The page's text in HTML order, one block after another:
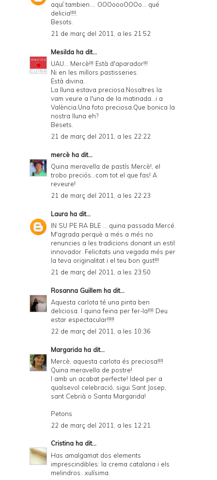
aquí tambien.... OOOoooOOOo... qué
delicia!!!!.
Besots.
21 de març del 2011, a les 21:52
Mesilda ha dit...
UAU... Mercè!!! Està d'aparador!!!
Ni en les millors pastisseries.
Està divina.
La lluna estava preciosa.Nosaltres la
vam veure a l'una de la matinada...i a
València.Una foto preciosa.Que bonica la
nostra lluna eh?
Besets.
21 de març del 2011, a les 22:22
mercè ha dit...
Quina meravella de pastís Mercè!, el
trobo preciós...com tot el que fas! A
reveure!
21 de març del 2011, a les 22:23
Laura ha dit...
IN SU PE RA BLE ... quina passada Mercé.
M'agrada perquè a més a més no
renuncies a les tradicions donant un estil
innovador. Felicitats una vegada més per
la teva originalitat i el teu bon gust!!!
21 de març del 2011, a les 23:50
Rosanna Guillem ha dit...
Aquesta carlota té una pinta ben
deliciosa. I quina feina per fer-la!!!! Deu
estar espectacular!!!!!
22 de març del 2011, a les 10:36
Margarida ha dit...
Mercè, aquesta carlota és preciosa!!!!
Quina meravella de postre!
I amb un acabat perfecte! Ideal per a
qualsevol celebració, sigui Sant Josep,
sant Cebrià o Santa Margarida!
Petons
22 de març del 2011, a les 12:21
Cristina ha dit...
Has amalgamat dos elements
imprescindibles: la crema catalana i els
melindros...xulísima.